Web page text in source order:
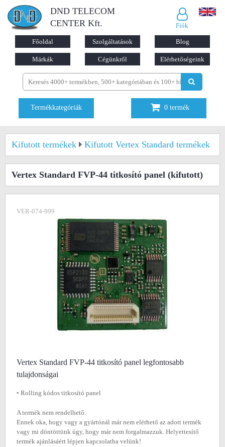
DND TELECOM
CENTER Kft.
Fiók
Főoldal Szolgáltatások Blog
Márkák Cégünkről Elérhetőségeink
Termékkategóriák 0 termék
Kifutott termékek Kifutott Vertex Standard termékek
Vertex Standard FVP-44 titkosító panel (kifutott)
VER-074-999
Vertex Standard FVP-44 titkosító panel legfontosabb
tulajdonságai
• Rolling kódos titkosító panel
A termék nem rendelhető.
Ennek oka, hogy vagy a gyártónál már nem elérhető az adott termék
vagy mi döntöttünk úgy, hogy már nem forgalmazzuk. Helyettesítő
termék ajánlásáért lépjen kapcsolatba velünk!